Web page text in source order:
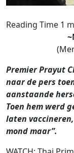
Premier Prayut
naar de pers
aanstaande
Toen hem werd
laten
mond maar”.